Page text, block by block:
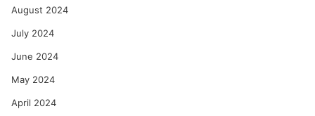
August 2024
July 2024
June 2024
May 2024
April 2024